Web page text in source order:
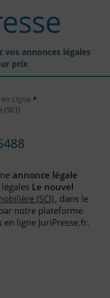
vos annonces légales
prix
Légales
Ligne
(SCI)
annonce légale
Le nouvel
(SCI), dans le
notre plateforme
ligne JuriPresse.fr.